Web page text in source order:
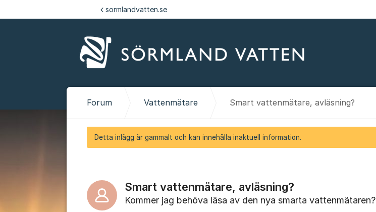
sormlandvatten.se
Forum Vattenmätare Smart vattenmätare, avläsning?
Detta inlägg är gammalt och kan innehålla inaktuell information.
Smart vattenmätare, avläsning?
Kommer jag behöva läsa av den nya smarta vattenmätaren?